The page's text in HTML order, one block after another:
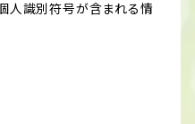
個人識別符号が含まれる情